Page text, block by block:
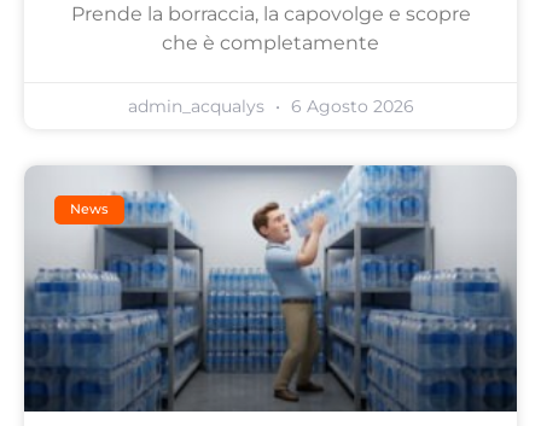
Prende la borraccia, la capovolge e scopre
che è completamente
admin_acqualys 6 Agosto 2026
News